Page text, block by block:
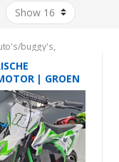
buggy's,
Scooters
| GROEN